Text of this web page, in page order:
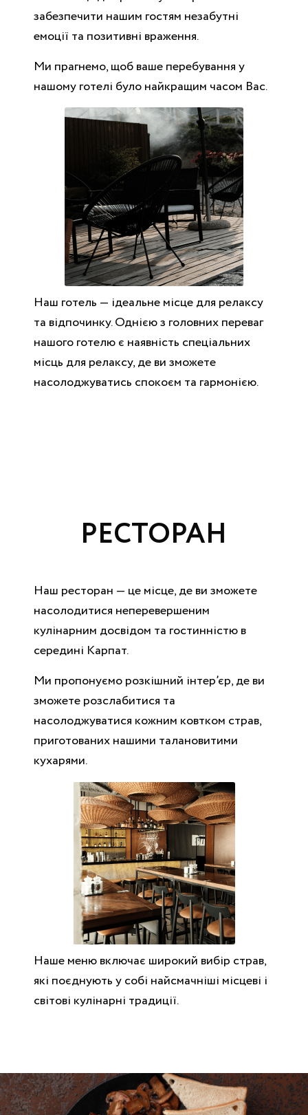
забезпечити нашим гостям незабутні
емоції та позитивні враження.
Ми прагнемо, щоб ваше перебування у
нашому готелі було найкращим часом Вас.
Наш готель — ідеальне місце для релаксу
та відпочинку. Однією з головних переваг
нашого готелю є наявність спеціальних
місць для релаксу, де ви зможете
насолоджуватись спокоєм та гармонією.
РЕСТОРАН
Наш ресторан — це місце, де ви зможете
насолодитися неперевершеним
кулінарним досвідом та гостинністю в
середині Карпат.
Ми пропонуємо розкішний інтер’єр, де ви
зможете розслабитися та
насолоджуватися кожним ковтком страв,
приготованих нашими талановитими
кухарями.
Наше меню включає широкий вибір страв,
які поєднують у собі найсмачніші місцеві і
світові кулінарні традиції.